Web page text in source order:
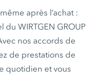
après l’achat :
WIRTGEN GROUP
nos accords de
de prestations de
quotidien et vous